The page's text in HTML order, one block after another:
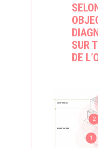
SUR
DE
1
2